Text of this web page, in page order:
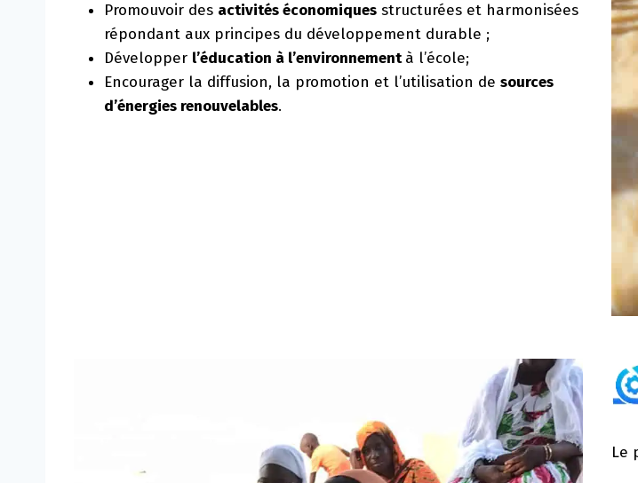
Promouvoir des activités économiques structurées et harmonisées
répondant aux principes du développement durable ;
Développer l’éducation à l’environnementà l’école;
Encourager la diffusion, la promotion et l’utilisation de sources
d’énergies renouvelables.
Le